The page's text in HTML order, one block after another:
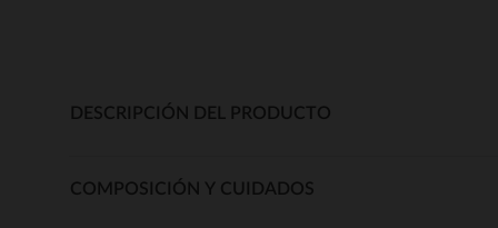
DESCRIPCIÓN DEL PRODUCTO
COMPOSICIÓN Y CUIDADOS